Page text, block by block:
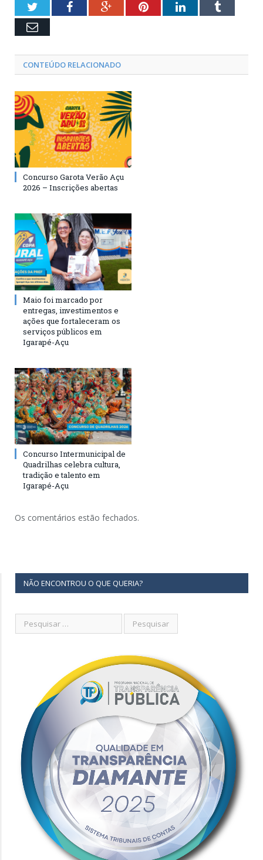
TwitterFacebookGoogle+PinterestLinkedInTumblr
Email
CONTEÚDO RELACIONADO
Concurso Garota Verão Açu
2026 – Inscrições abertas
Maio foi marcado por
entregas, investimentos e
ações que fortaleceram os
serviços públicos em
Igarapé-Açu
Concurso Intermunicipal de
Quadrilhas celebra cultura,
tradição e talento em
Igarapé-Açu
Os comentários estão fechados.
NÃO ENCONTROU O QUE QUERIA?